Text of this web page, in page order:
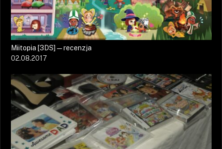
Miitopia [3DS] — recenzja
02.08.2017